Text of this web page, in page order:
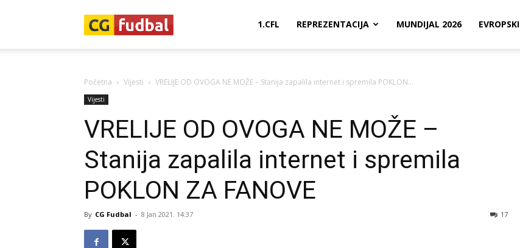
1.CFL REPREZENTACIJA MUNDIJAL 2026 EVROPSKI
Početna Vijesti VRELIJE OD OVOGA NE MOŽE – Stanija zapalila internet i spremila POKLON...
Vijesti
VRELIJE OD OVOGA NE MOŽE –
Stanija zapalila internet i spremila
POKLON ZA FANOVE
By CG Fudbal - 8 Jan 2021. 14:37 17